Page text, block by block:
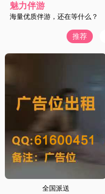
魅力伴游
海量优质伴游，还在等什么？
推荐
全国派送